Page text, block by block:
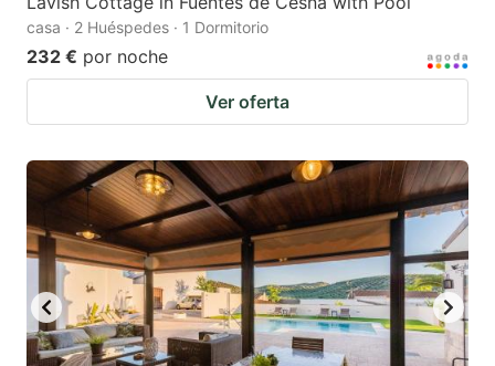
casa · 2 Huéspedes · 1 Dormitorio
232 € por noche
Ver oferta